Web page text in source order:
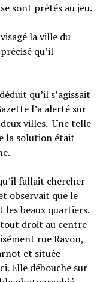
sont prêtés au jeu.
la ville du
qu’il
qu’il s’agissait
l’a alerté sur
villes. Une telle
la solution était
fallait chercher
observait que le
beaux quartiers.
droit au centre-
rue Ravon,
et située
Elle débouche sur